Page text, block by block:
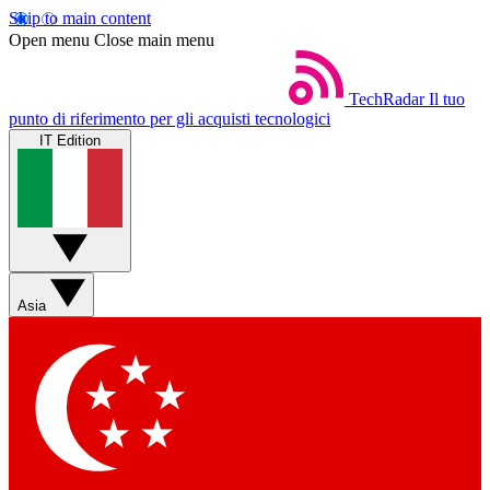
Skip to main content
Open menu Close main menu
TechRadar Il tuo
punto di riferimento per gli acquisti tecnologici
IT Edition
Asia